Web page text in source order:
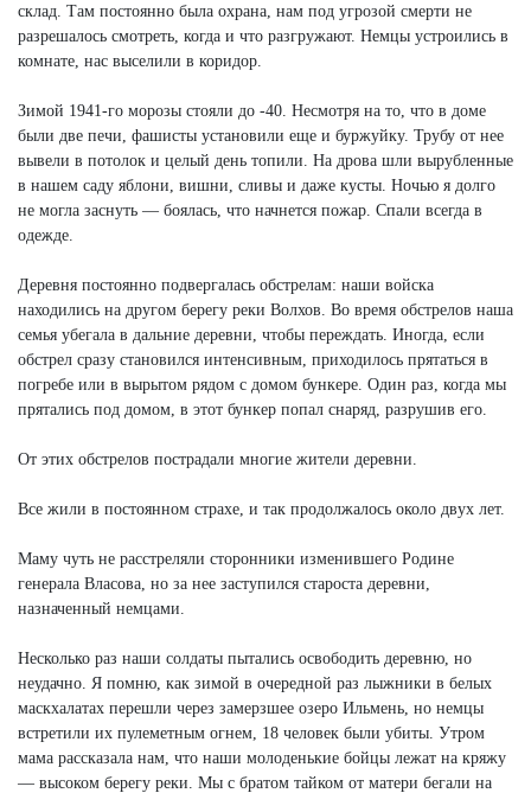
склад. Там постоянно была охрана, нам под угрозой смерти не
разрешалось смотреть, когда и что разгружают. Немцы устроились в
комнате, нас выселили в коридор.
Зимой 1941-го морозы стояли до -40. Несмотря на то, что в доме
были две печи, фашисты установили еще и буржуйку. Трубу от нее
вывели в потолок и целый день топили. На дрова шли вырубленные
в нашем саду яблони, вишни, сливы и даже кусты. Ночью я долго
не могла заснуть — боялась, что начнется пожар. Спали всегда в
одежде.
Деревня постоянно подвергалась обстрелам: наши войска
находились на другом берегу реки Волхов. Во время обстрелов наша
семья убегала в дальние деревни, чтобы переждать. Иногда, если
обстрел сразу становился интенсивным, приходилось прятаться в
погребе или в вырытом рядом с домом бункере. Один раз, когда мы
прятались под домом, в этот бункер попал снаряд, разрушив его.
От этих обстрелов пострадали многие жители деревни.
Все жили в постоянном страхе, и так продолжалось около двух лет.
Маму чуть не расстреляли сторонники изменившего Родине
генерала Власова, но за нее заступился староста деревни,
назначенный немцами.
Несколько раз наши солдаты пытались освободить деревню, но
неудачно. Я помню, как зимой в очередной раз лыжники в белых
маскхалатах перешли через замерзшее озеро Ильмень, но немцы
встретили их пулеметным огнем, 18 человек были убиты. Утром
мама рассказала нам, что наши молоденькие бойцы лежат на кряжу
— высоком берегу реки. Мы с братом тайком от матери бегали на